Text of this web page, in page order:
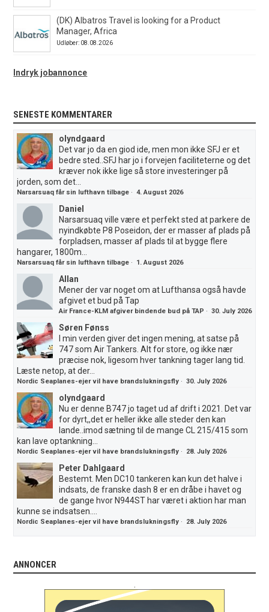
(DK) Albatros Travel is looking for a Product
Manager, Africa
Udløber: 08.08.2026
Indryk jobannonce
SENESTE KOMMENTARER
olyndgaard
Det var jo da en giod ide, men mon ikke SFJ er et
bedre sted..SFJ har jo i forvejen faciliteterne og det
kræver nok ikke lige så store investeringer på
jorden, som det...
Narsarsuaq får sin lufthavn tilbage ·4. August 2026
Daniel
Narsarsuaq ville være et perfekt sted at parkere de
nyindkøbte P8 Poseidon, der er masser af plads på
forpladsen, masser af plads til at bygge flere
hangarer, 1800m...
Narsarsuaq får sin lufthavn tilbage · 1. August 2026
Allan
Mener der var noget om at Lufthansa også havde
afgivet et bud på Tap
Air France-KLM afgiver bindende bud på TAP ·30. July 2026
Søren Fønss
I min verden giver det ingen mening, at satse på
747 som Air Tankers. Alt for store, og ikke nær
præcise nok, ligesom hver tankning tager lang tid.
Læste netop, at der...
Nordic Seaplanes-ejer vil have brandslukningsfly ·30. July 2026
olyndgaard
Nu er denne B747 jo taget ud af drift i 2021. Det var
for dyrt,,det er heller ikke alle steder den kan
lande..imod sætning til de mange CL 215/415 som
kan lave optankning...
Nordic Seaplanes-ejer vil have brandslukningsfly · 28. July 2026
Peter Dahlgaard
Bestemt. Men DC10 tankeren kan kun det halve i
indsats, de franske dash 8 er en dråbe i havet og
de gange hvor N944ST har været i aktion har man
kunne se indsatsen....
Nordic Seaplanes-ejer vil have brandslukningsfly · 28. July 2026
ANNONCER